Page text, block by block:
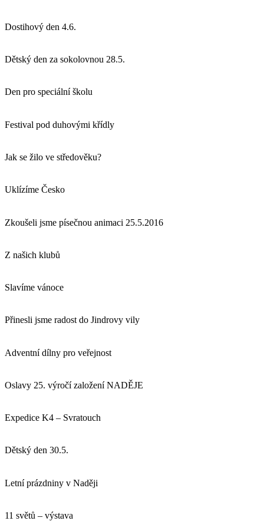
Dostihový den 4.6.
Dětský den za sokolovnou 28.5.
Den pro speciální školu
Festival pod duhovými křídly
Jak se žilo ve středověku?
Uklízíme Česko
Zkoušeli jsme písečnou animaci 25.5.2016
Z našich klubů
Slavíme vánoce
Přinesli jsme radost do Jindrovy vily
Adventní dílny pro veřejnost
Oslavy 25. výročí založení NADĚJE
Expedice K4 – Svratouch
Dětský den 30.5.
Letní prázdniny v Naději
11 světů – výstava